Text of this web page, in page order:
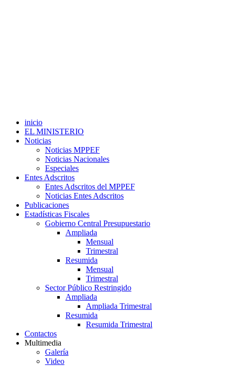
inicio
EL MINISTERIO
Noticias
Noticias MPPEF
Noticias Nacionales
Especiales
Entes Adscritos
Entes Adscritos del MPPEF
Noticias Entes Adscritos
Publicaciones
Estadísticas Fiscales
Gobierno Central Presupuestario
Ampliada
Mensual
Trimestral
Resumida
Mensual
Trimestral
Sector Público Restringido
Ampliada
Ampliada Trimestral
Resumida
Resumida Trimestral
Contactos
Multimedia
Galería
Video